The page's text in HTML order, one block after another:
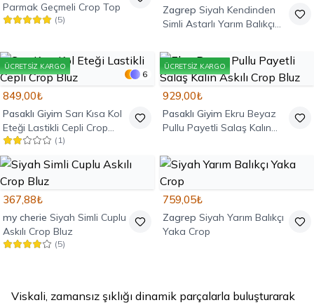
Parmak Geçmeli Crop Top
(5)
Zagrep Siyah Kendinden
Simli Astarlı Yarım Balıkçı
ÜCRETSIZ KARGO
6
849,00₺
Pasaklı Giyim Sarı Kısa Kol
Eteği Lastikli Cepli Crop
Bluz
( 1)
ÜCRETSIZ KARGO
929,00₺
Pasaklı Giyim Ekru Beyaz
Pullu Payetli Salaş Kalın
367,88₺
my cherie Siyah Simli Cuplu
Askılı Crop Bluz
(5)
759,05₺
Zagrep Siyah Yarım Balıkçı
Yaka Crop
Viskali, zamansız şıklığı dinamik parçalarla buluşturarak